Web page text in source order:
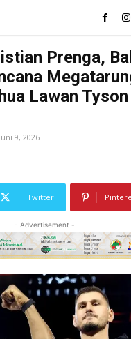
Prenga,
Lawan
Juni 9, 2026
Twitter
- Advertisement -